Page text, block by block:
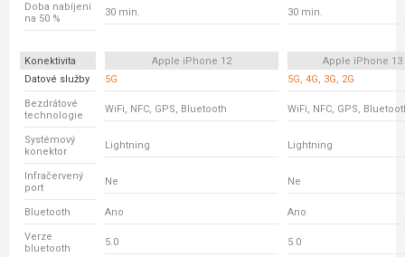
Doba nabíjení
na 50 %
30 min. 30 min.
Konektivita Apple iPhone 12
Apple iPhone
Datové služby
5G 5G, 4G, 3G, 2G
Bezdrátové
technologie
WiFi, NFC, GPS, Bluetooth WiFi, NFC, GPS,
Systémový
konektor
Lightning Lightning
Infračervený
port
Ne Ne
Bluetooth Ano Ano
Verze
bluetooth
5.0 5.0